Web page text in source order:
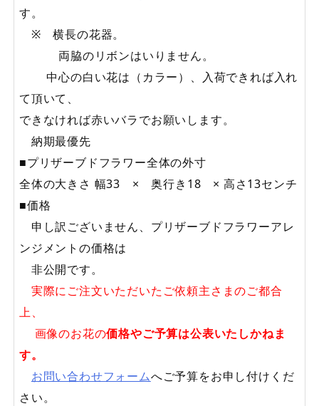
す。
※ 横長の花器。
両脇のリボンはいりません。
中心の白い花は（カラー）、入荷できれば入れ
て頂いて、
できなければ赤いバラでお願いします。
納期最優先
■プリザーブドフラワー全体の外寸
全体の大きさ 幅33 × 奥行き18 × 高さ13センチ
■価格
申し訳ございません、プリザーブドフラワーアレ
ンジメントの価格は
非公開です。
実際にご注文いただいたご依頼主さまのご都合
上、
画像のお花の価格やご予算は公表いたしかねま
す。
お問い合わせフォームへご予算をお申し付けくだ
さい。